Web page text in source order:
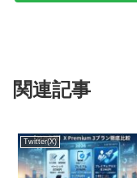
関連記事
Twitter(X)